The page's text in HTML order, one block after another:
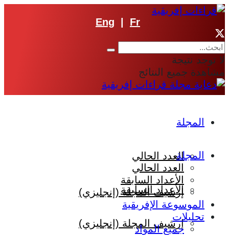
Eng Fr
لا توجد نتيجة
مشاهدة جميع النتائج
المجلة
العدد الحالي
الأعداد السابقة
إرشيف المجلة (إنجليزي)
المجلة
العدد الحالي
الأعداد السابقة
إرشيف المجلة (إنجليزي)
الموسوعة الإفريقية
تحليلات
جميع المواد